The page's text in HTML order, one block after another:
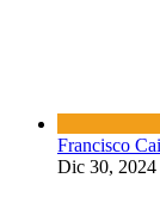
Francisco
Dic 30, 2024